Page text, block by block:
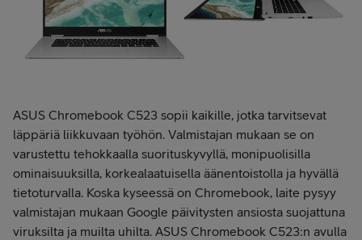
ASUS Chromebook C523 sopii kaikille, jotka tarvitsevat
läppäriä liikkuvaan työhön. Valmistajan mukaan se on
varustettu tehokkaalla suorituskyvyllä, monipuolisilla
ominaisuuksilla, korkealaatuisella äänentoistolla ja hyvällä
tietoturvalla. Koska kyseessä on Chromebook, laite pysyy
valmistajan mukaan Google päivitysten ansiosta suojattuna
viruksilta ja muilta uhilta. ASUS Chromebook C523:n avulla